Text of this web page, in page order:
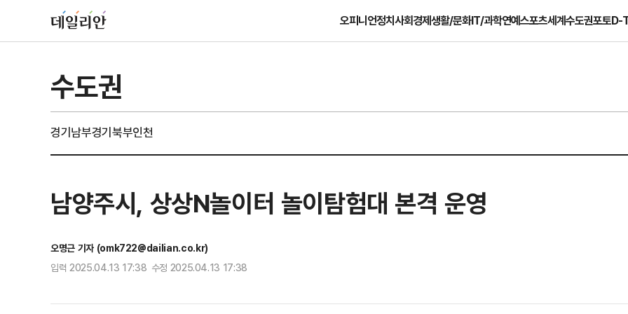
오피니언정치사회경제생활/문화IT/과학연예스포츠세계수도권포토D-
수도권
경기남부경기북부인천
남양주시, 상상N놀이터 놀이탐험대 본격 운영
오명근 기자 (omk722@dailian.co.kr)
입력 2025.04.13 17:38 수정 2025.04.13 17:38